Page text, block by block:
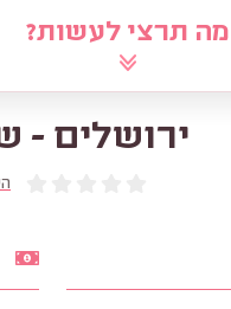
מה תרצי לעשות?
לוח שאלי את
ירושלים -